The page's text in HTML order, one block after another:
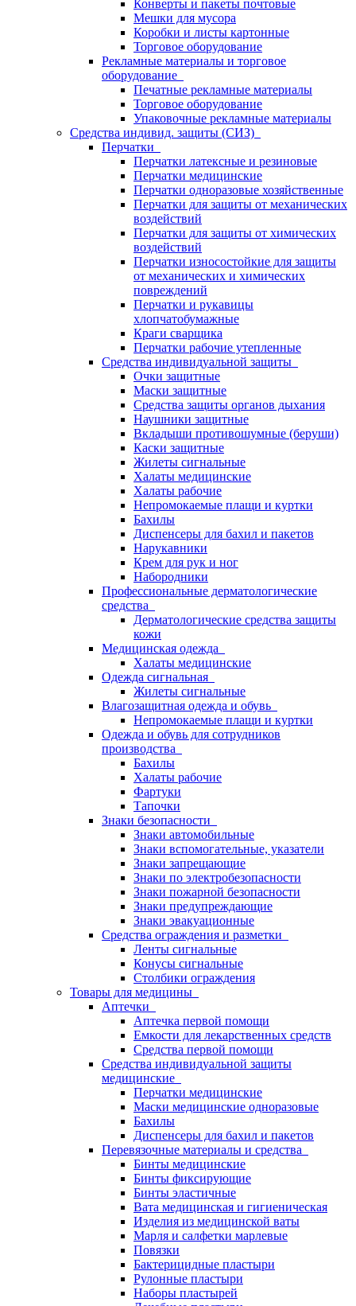
Конверты и пакеты почтовые
Мешки для мусора
Коробки и листы картонные
Торговое оборудование
Рекламные материалы и торговое
оборудование
Печатные рекламные материалы
Торговое оборудование
Упаковочные рекламные материалы
Средства индивид. защиты (СИЗ)
Перчатки
Перчатки латексные и резиновые
Перчатки медицинские
Перчатки одноразовые хозяйственные
Перчатки для защиты от механических
воздействий
Перчатки для защиты от химических
воздействий
Перчатки износостойкие для защиты
от механических и химических
повреждений
Перчатки и рукавицы
хлопчатобумажные
Краги сварщика
Перчатки рабочие утепленные
Средства индивидуальной защиты
Очки защитные
Маски защитные
Средства защиты органов дыхания
Наушники защитные
Вкладыши противошумные (беруши)
Каски защитные
Жилеты сигнальные
Халаты медицинские
Халаты рабочие
Непромокаемые плащи и куртки
Бахилы
Диспенсеры для бахил и пакетов
Нарукавники
Крем для рук и ног
Набородники
Профессиональные дерматологические
средства
Дерматологические средства защиты
кожи
Медицинская одежда
Халаты медицинские
Одежда сигнальная
Жилеты сигнальные
Влагозащитная одежда и обувь
Непромокаемые плащи и куртки
Одежда и обувь для сотрудников
производства
Бахилы
Халаты рабочие
Фартуки
Тапочки
Знаки безопасности
Знаки автомобильные
Знаки вспомогательные, указатели
Знаки запрещающие
Знаки по электробезопасности
Знаки пожарной безопасности
Знаки предупреждающие
Знаки эвакуационные
Средства ограждения и разметки
Ленты сигнальные
Конусы сигнальные
Столбики ограждения
Товары для медицины
Аптечки
Аптечка первой помощи
Емкости для лекарственных средств
Средства первой помощи
Средства индивидуальной защиты
медицинские
Перчатки медицинские
Маски медицинские одноразовые
Бахилы
Диспенсеры для бахил и пакетов
Перевязочные материалы и средства
Бинты медицинские
Бинты фиксирующие
Бинты эластичные
Вата медицинская и гигиеническая
Изделия из медицинской ваты
Марля и салфетки марлевые
Повязки
Бактерицидные пластыри
Рулонные пластыри
Наборы пластырей